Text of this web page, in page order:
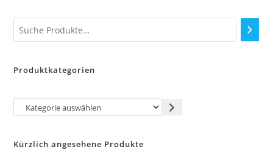
Produktkategorien
Kategorie
Kürzlich angesehene Produkte